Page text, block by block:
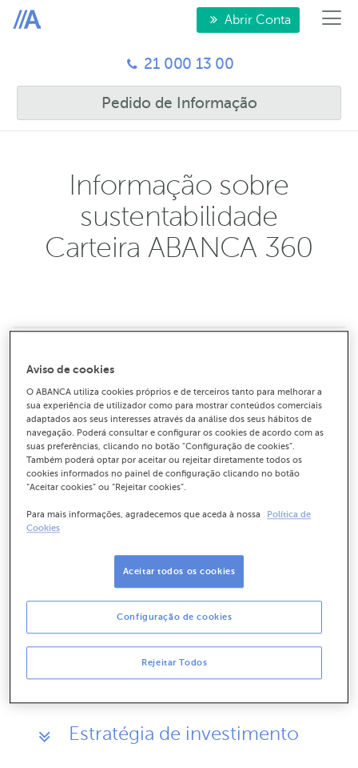
Abrir Conta
21 000 13 00
Pedido de Informação
Informação sobre
sustentabilidade
Carteira ABANCA 360
Síntese
Sem objetivo de
investimento sustentável
Características ambientais
ou sociais do produto
financeiro
Estratégia de investimento
Aviso de cookies
O ABANCA utiliza cookies próprios e de terceiros tanto para melhorar a
sua experiência de utilizador como para mostrar conteúdos comerciais
adaptados aos seus interesses através da análise dos seus hábitos de
navegação. Poderá consultar e configurar os cookies de acordo com as
suas preferências, clicando no botão "Configuração de cookies”.
Também poderá optar por aceitar ou rejeitar diretamente todos os
cookies informados no painel de configuração clicando no botão
“Aceitar cookies” ou “Rejeitar cookies”.
Para mais informações, agradecemos que aceda à nossa
Política de
Cookies
Rejeitar Todos
Configuração de cookies
Aceitar todos os cookies